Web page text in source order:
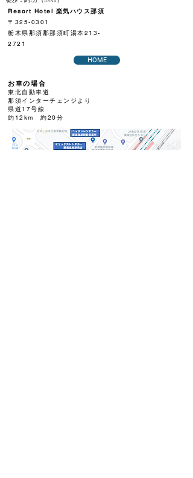
Resort Hotel 楽気ハウス那須
〒325-0301
栃木県那須郡那須町湯本213-
2721
HOME
お車の場合
東北自動車道
那須インターチェンジより
県道17号線
約12km 約20分